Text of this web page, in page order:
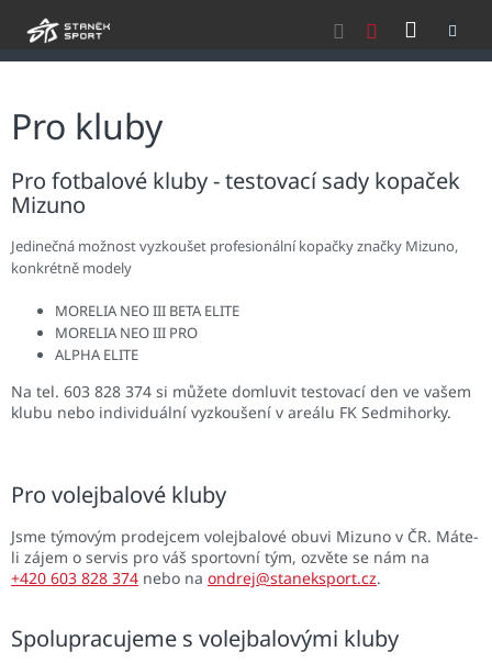
Pro kluby
Pro fotbalové kluby - testovací sady kopaček
Mizuno
Jedinečná možnost vyzkoušet profesionální kopačky značky Mizuno,
konkrétně modely
MORELIA NEO III BETA ELITE
MORELIA NEO III PRO
ALPHA ELITE
Na tel. 603 828 374 si můžete domluvit testovací den ve vašem
klubu nebo individuální vyzkoušení v areálu FK Sedmihorky.
Pro volejbalové kluby
Jsme týmovým prodejcem volejbalové obuvi Mizuno v ČR. Máte-
li zájem o servis pro váš sportovní tým, ozvěte se nám na
+420 603 828 374 nebo na ondrej@staneksport.cz.
Spolupracujeme s volejbalovými kluby